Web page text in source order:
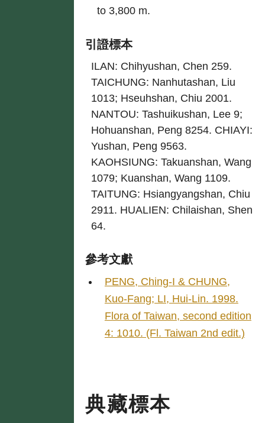
to 3,800 m.
引證標本
ILAN: Chihyushan, Chen 259.
TAICHUNG: Nanhutashan, Liu
1013; Hseuhshan, Chiu 2001.
NANTOU: Tashuikushan, Lee 9;
Hohuanshan, Peng 8254. CHIAYI:
Yushan, Peng 9563.
KAOHSIUNG: Takuanshan, Wang
1079; Kuanshan, Wang 1109.
TAITUNG: Hsiangyangshan, Chiu
2911. HUALIEN: Chilaishan, Shen
64.
參考文獻
PENG, Ching-I & CHUNG,
Kuo-Fang; LI, Hui-Lin. 1998.
Flora of Taiwan, second edition
4: 1010. (Fl. Taiwan 2nd edit.)
典藏標本